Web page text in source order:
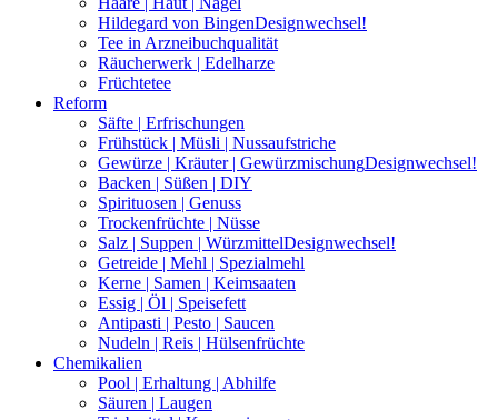
Hildegard von BingenDesignwechsel!
Tee in Arzneibuchqualität
Räucherwerk | Edelharze
Früchtetee
Reform
Säfte | Erfrischungen
Frühstück | Müsli | Nussaufstriche
Gewürze | Kräuter | GewürzmischungDesignwechsel!
Backen | Süßen | DIY
Spirituosen | Genuss
Trockenfrüchte | Nüsse
Salz | Suppen | WürzmittelDesignwechsel!
Getreide | Mehl | Spezialmehl
Kerne | Samen | Keimsaaten
Essig | Öl | Speisefett
Antipasti | Pesto | Saucen
Nudeln | Reis | Hülsenfrüchte
Chemikalien
Pool | Erhaltung | Abhilfe
Säuren | Laugen